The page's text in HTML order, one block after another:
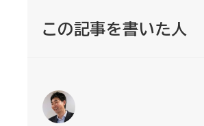
この記事を書いた人